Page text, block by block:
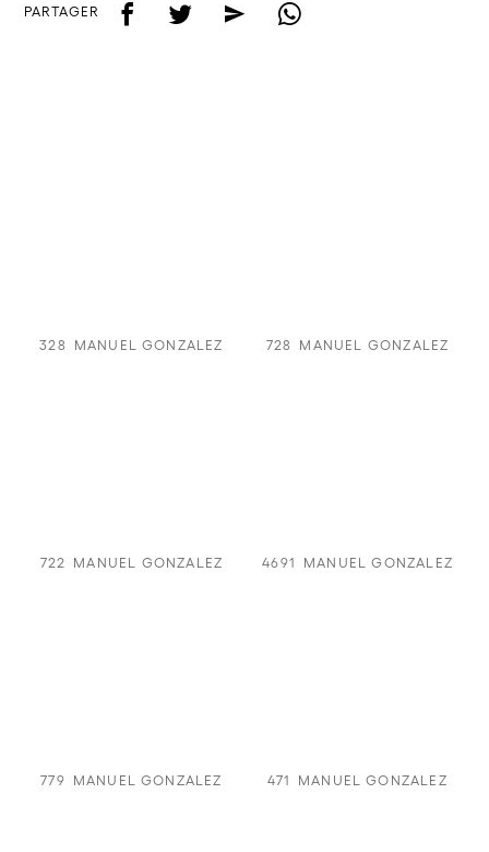
PARTAGER f t e w
328 MANUEL GONZALEZ 728 MANUEL GONZALEZ
722 MANUEL GONZALEZ 4691 MANUEL GONZALEZ
779 MANUEL GONZALEZ 471 MANUEL GONZALEZ